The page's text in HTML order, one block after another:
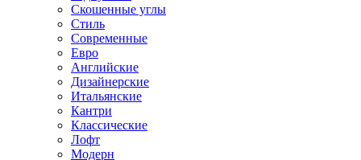
Скошенные углы
Стиль
Современные
Евро
Английские
Дизайнерские
Итальянские
Кантри
Классические
Лофт
Модерн